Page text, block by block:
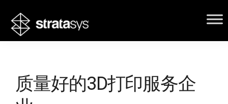
质量好的3D打印服务企